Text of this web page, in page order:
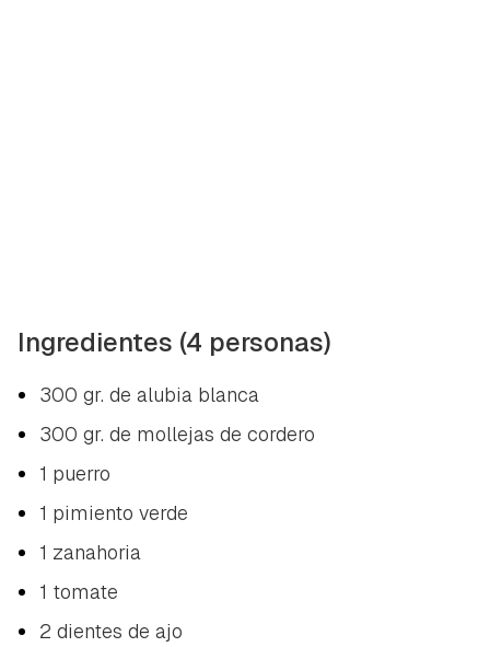
Ingredientes (4 personas)
300 gr. de alubia blanca
300 gr. de mollejas de cordero
1 puerro
1 pimiento verde
1 zanahoria
1 tomate
2 dientes de ajo